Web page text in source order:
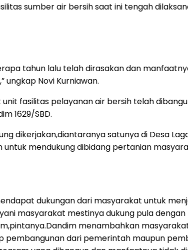
sumber air bersih saat ini tengah
tahun lalu telah dirasakan dan
ungkap Novi Kurniawan.
fasilitas pelayanan air bersih telah
1629/SBD.
dikerjakan,diantaranya satunya di Desa
untuk mendukung dibidang pertanian
dukungan dari masyarakat untuk
masyarakat mestinya dukung pula
menambahkan
dari pemerintah maupun